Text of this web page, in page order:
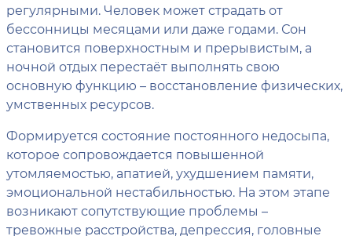
регулярными. Человек может страдать от
бессонницы месяцами или даже годами. Сон
становится поверхностным и прерывистым, а
ночной отдых перестаёт выполнять свою
основную функцию – восстановление физических,
умственных ресурсов.
Формируется состояние постоянного недосыпа,
которое сопровождается повышенной
утомляемостью, апатией, ухудшением памяти,
эмоциональной нестабильностью. На этом этапе
возникают сопутствующие проблемы –
тревожные расстройства, депрессия, головные